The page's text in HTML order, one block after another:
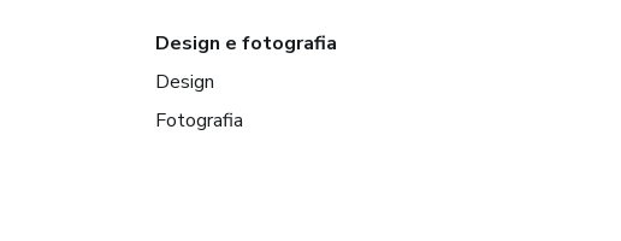
Design e fotografia
Design
Fotografia